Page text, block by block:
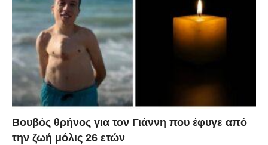
Βουβός θρήνος για τον Γιάννη που έφυγε από
την ζωή μόλις 26 ετών